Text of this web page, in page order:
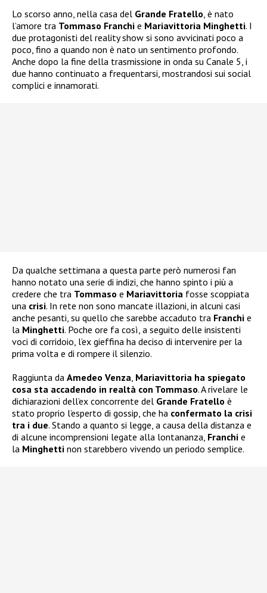
Lo scorso anno, nella casa del Grande Fratello , è nato
l’amore tra Tommaso Franchi e Mariavittoria Minghetti. I
due protagonisti del reality show si sono avvicinati poco a
poco, fino a quando non è nato un sentimento profondo.
Anche dopo la fine della trasmissione in onda su Canale 5, i
due hanno continuato a frequentarsi, mostrandosi sui social
complici e innamorati.
Da qualche settimana a questa parte però numerosi fan
hanno notato una serie di indizi, che hanno spinto i più a
credere che tra Tommaso e Mariavittoria fosse scoppiata
una crisi. In rete non sono mancate illazioni, in alcuni casi
anche pesanti, su quello che sarebbe accaduto tra Franchi e
la Minghetti. Poche ore fa così, a seguito delle insistenti
voci di corridoio, l’ex gieffina ha deciso di intervenire per la
prima volta e di rompere il silenzio.
Raggiunta da Amedeo Venza Mariavittoria ha spiegato
cosa sta accadendo in realtà con Tommaso. A rivelare le
dichiarazioni dell’ex concorrente del Grande Fratello è
stato proprio l’esperto di gossip, che ha confermato la crisi
tra i due. Stando a quanto si legge, a causa della distanza e
di alcune incomprensioni legate alla lontananza, Franchi e
la Minghetti non starebbero vivendo un periodo semplice.